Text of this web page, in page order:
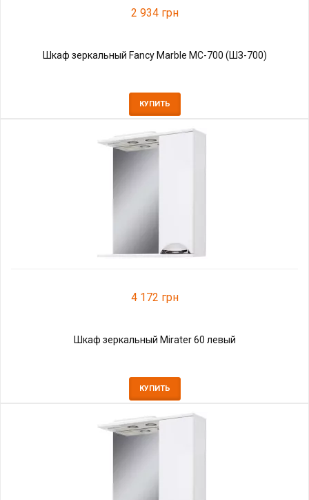
2 934 грн
Шкаф зеркальный Fancy Marble МС-700 (ШЗ-700)
КУПИТЬ
4 172 грн
Шкаф зеркальный Mirater 60 левый
КУПИТЬ